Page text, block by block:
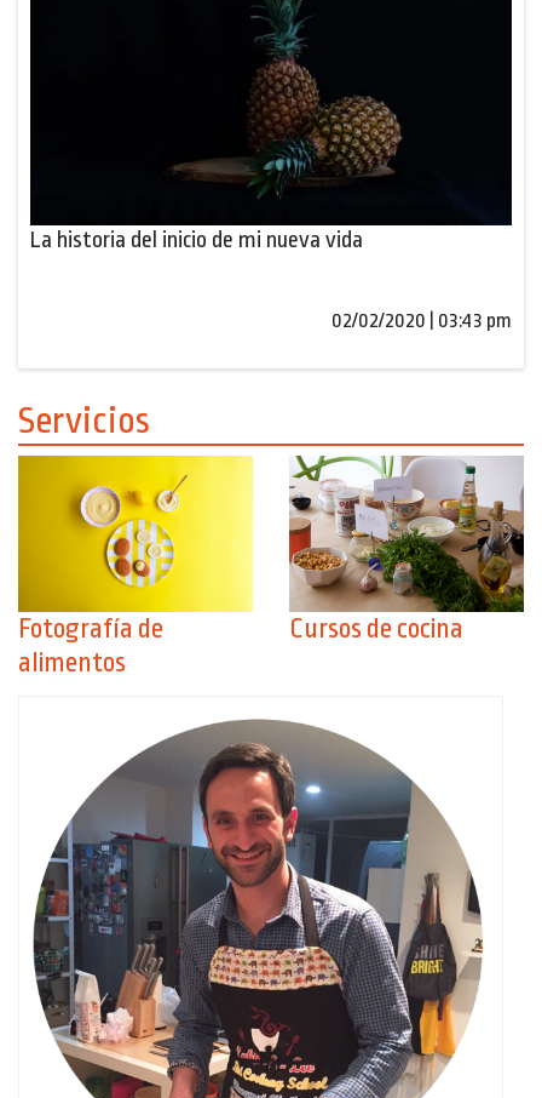
La historia del inicio de mi nueva vida
02/02/2020 | 03:43 pm
Servicios
Fotografía de
alimentos
Cursos de cocina